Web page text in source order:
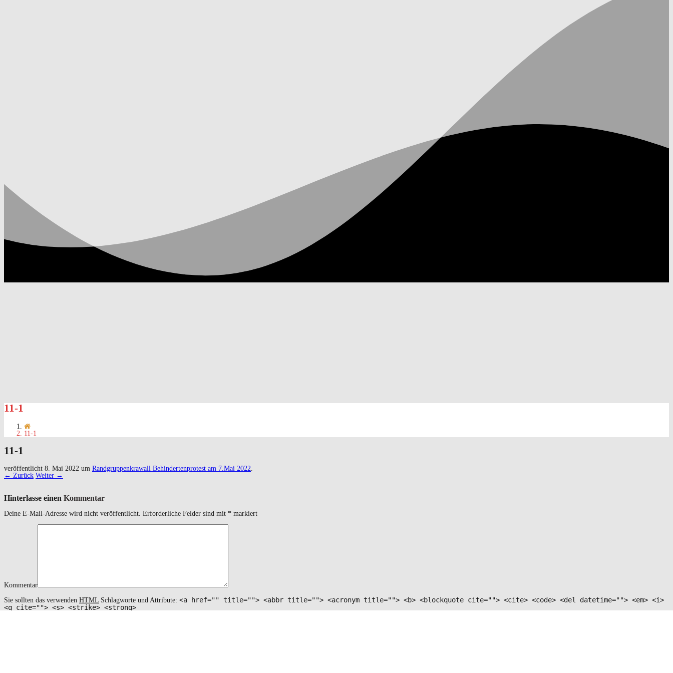
11-1
11-1
11-1
veröffentlicht 8. Mai 2022 um Randgruppenkrawall Behindertenprotest am 7.Mai 2022
← Zurück Weiter →
Hinterlasse einen Kommentar
Deine E-Mail-Adresse wird nicht veröffentlicht. Erforderliche Felder sind mit * markiert
Kommentar
Sie sollten das verwenden HTML Schlagworte und Attribute: <a href="" title=""> <abbr title=""> <acronym title=""> <b> <blockquote cite=""> <cite> <code> <del datetime=""> <em> <i>
<q cite=""> <s> <strike> <strong>